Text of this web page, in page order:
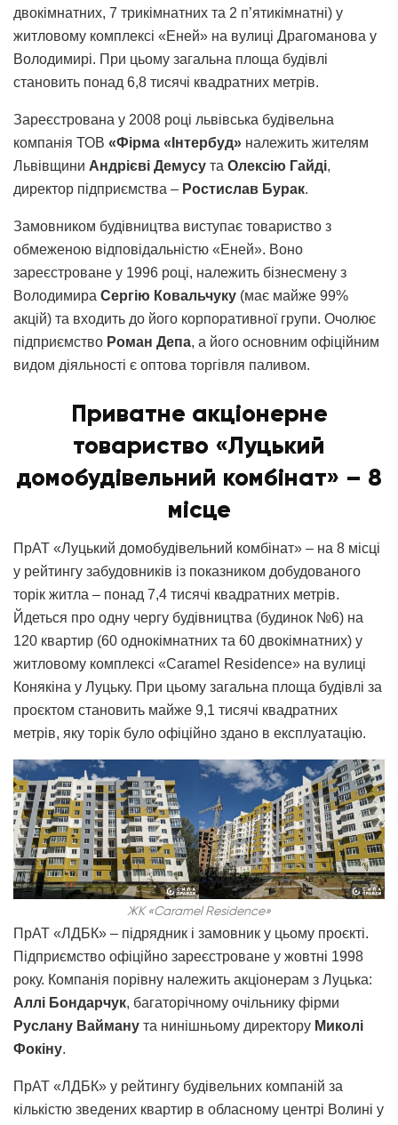
двокімнатних, 7 трикімнатних та 2 п’ятикімнатні) у
житловому комплексі «Еней» на вулиці Драгоманова у
Володимирі. При цьому загальна площа будівлі
становить понад 6,8 тисячі квадратних метрів.
Зареєстрована у 2008 році львівська будівельна
компанія ТОВ «Фірма «Інтербуд» належить жителям
Львівщини Андрієві Демусу та Олексію Гайді,
директор підприємства – Ростислав Бурак.
Замовником будівництва виступає товариство з
обмеженою відповідальністю «Еней». Воно
зареєстроване у 1996 році, належить бізнесмену з
Володимира Сергію Ковальчуку (має майже 99%
акцій) та входить до його корпоративної групи. Очолює
підприємство Роман Депа, а його основним офіційним
видом діяльності є оптова торгівля паливом.
Приватне акціонерне
товариство «Луцький
домобудівельний комбінат» – 8
місце
ПрАТ «Луцький домобудівельний комбінат» – на 8 місці
у рейтингу забудовників із показником добудованого
торік житла – понад 7,4 тисячі квадратних метрів.
Йдеться про одну чергу будівництва (будинок №6) на
120 квартир (60 однокімнатних та 60 двокімнатних) у
житловому комплексі «Caramel Residence» на вулиці
Конякіна у Луцьку. При цьому загальна площа будівлі за
проєктом становить майже 9,1 тисячі квадратних
метрів, яку торік було офіційно здано в експлуатацію.
ЖК «Caramel Residence»
ПрАТ «ЛДБК» – підрядник і замовник у цьому проєкті.
Підприємство офіційно зареєстроване у жовтні 1998
року. Компанія порівну належить акціонерам з Луцька:
Аллі Бондарчук, багаторічному очільнику фірми
Руслану Вайману та нинішньому директору Миколі
Фокіну.
ПрАТ «ЛДБК» у рейтингу будівельних компаній за
кількістю зведених квартир в обласному центрі Волині у